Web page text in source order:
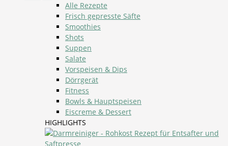
Alle Rezepte
Frisch gepresste Säfte
Smoothies
Shots
Suppen
Salate
Vorspeisen & Dips
Dörrgerät
Fitness
Bowls & Hauptspeisen
Eiscreme & Dessert
HIGHLIGHTS